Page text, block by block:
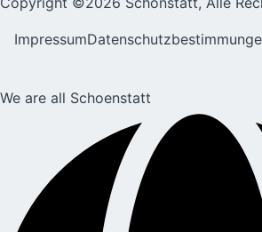
Impressum
We are all Schoenstatt